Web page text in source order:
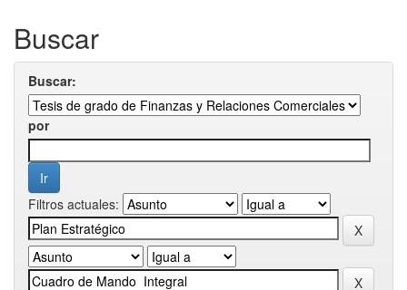
Buscar
Buscar:
por
Filtros actuales: